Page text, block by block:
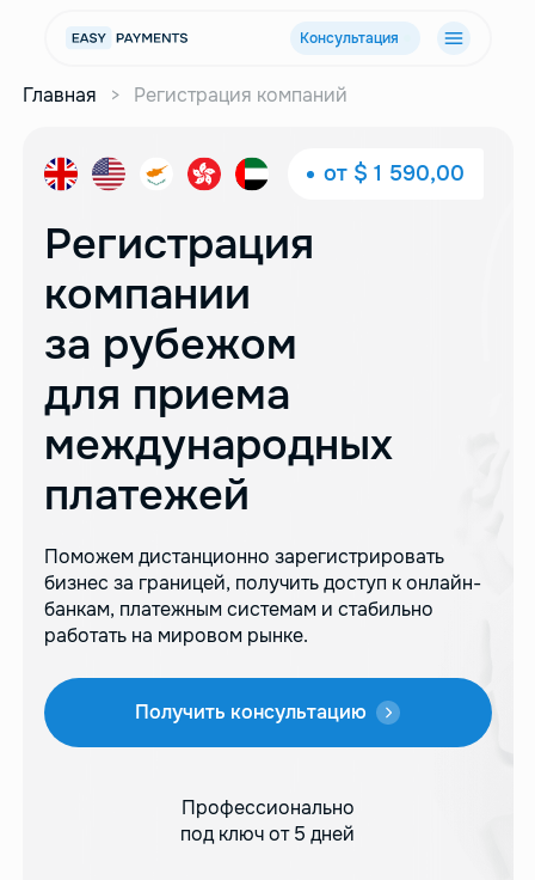
Консультация
Главная > Регистрация компаний
от $ 1 590,00
Регистрация
компании
за рубежом
для приема
международных
платежей
Поможем дистанционно зарегистрировать
бизнес за границей, получить доступ к онлайн-
банкам, платежным системам и стабильно
работать на мировом рынке.
Получить консультацию
Профессионально
под ключ от 5 дней